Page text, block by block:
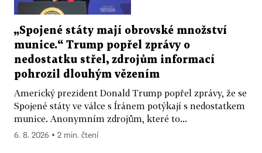
„Spojené státy mají obrovské množství
munice.“ Trump popřel zprávy o
nedostatku střel, zdrojům informací
pohrozil dlouhým vězením
Americký prezident Donald Trump popřel zprávy, že se
Spojené státy ve válce s Íránem potýkají s nedostatkem
munice. Anonymním zdrojům, které to...
6. 8. 2026 ▪ 2 min. čtení